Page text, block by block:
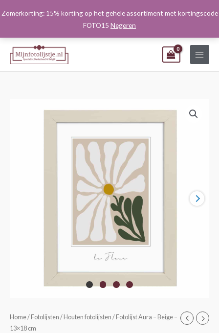
Zomerkorting: 15% korting op het gehele assortiment met kortingscode
FOTO15 Negeren
naar
Home/ Fotolijsten / Houten fotolijsten / Fotolijst Aura – Beige –
13×18 cm